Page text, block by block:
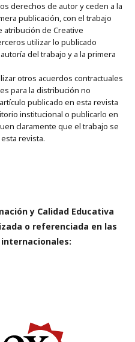
derechos de autor y ceden a la
publicación, con el trabajo
atribución de Creative
utilizar lo publicado
del trabajo y a la primera
otros acuerdos contractuales
para la distribución no
publicado en esta revista
institucional o publicarlo en
claramente que el trabajo se
revista.
y Calidad Educativa
o referenciada en las